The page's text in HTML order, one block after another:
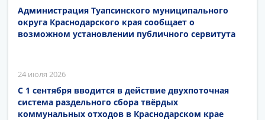
Администрация Туапсинского муниципального
округа Краснодарского края сообщает о
возможном установлении публичного сервитута
24 июля 2026
С 1 сентября вводится в действие двухпоточная
система раздельного сбора твёрдых
коммунальных отходов в Краснодарском крае